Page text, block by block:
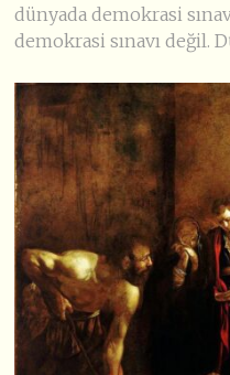
dünyada demokrasi
demokrasi sınavı değil.